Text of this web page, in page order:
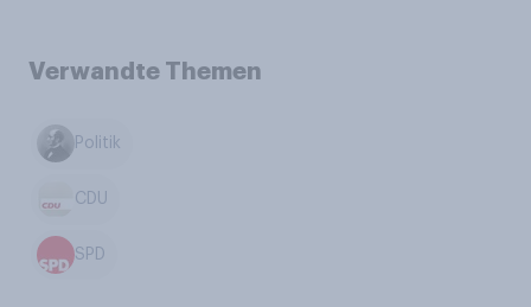
Verwandte Themen
Politik
CDU
SPD